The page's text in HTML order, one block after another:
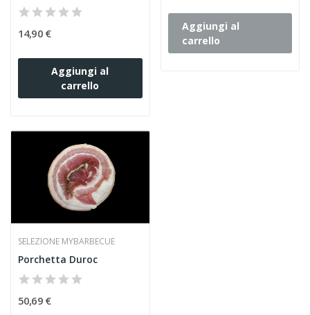
14,90 €
Aggiungi al
carrello
Aggiungi al
carrello
SELEZIONE MYBARBECUE
Porchetta Duroc
50,69 €